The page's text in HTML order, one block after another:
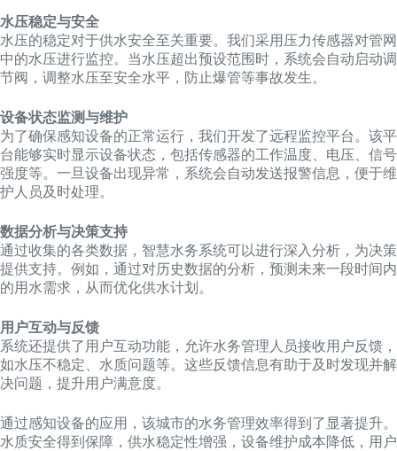
水压稳定与安全
水压的稳定对于供水安全至关重要。我们采用压力传感器对管网
中的水压进行监控。当水压超出预设范围时，系统会自动启动调
节阀，调整水压至安全水平，防止爆管等事故发生。
设备状态监测与维护
为了确保感知设备的正常运行，我们开发了远程监控平台。该平
台能够实时显示设备状态，包括传感器的工作温度、电压、信号
强度等。一旦设备出现异常，系统会自动发送报警信息，便于维
护人员及时处理。
数据分析与决策支持
通过收集的各类数据，智慧水务系统可以进行深入分析，为决策
提供支持。例如，通过对历史数据的分析，预测未来一段时间内
的用水需求，从而优化供水计划。
用户互动与反馈
系统还提供了用户互动功能，允许水务管理人员接收用户反馈，
如水压不稳定、水质问题等。这些反馈信息有助于及时发现并解
决问题，提升用户满意度。
通过感知设备的应用，该城市的水务管理效率得到了显著提升。
水质安全得到保障，供水稳定性增强，设备维护成本降低，用户